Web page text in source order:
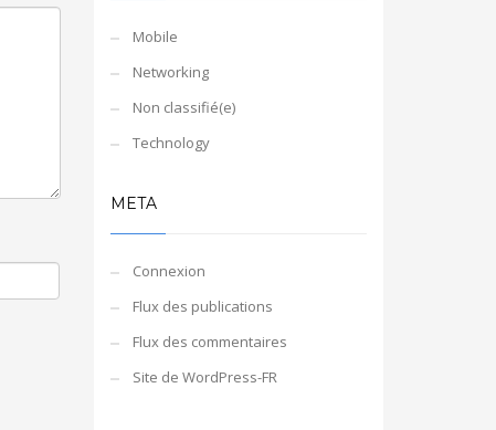
Mobile
Networking
Non classifié(e)
Technology
META
Connexion
Flux des publications
Flux des commentaires
Site de WordPress-FR